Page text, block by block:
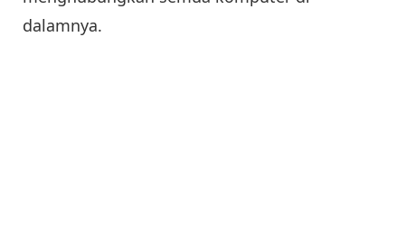
dalamnya.